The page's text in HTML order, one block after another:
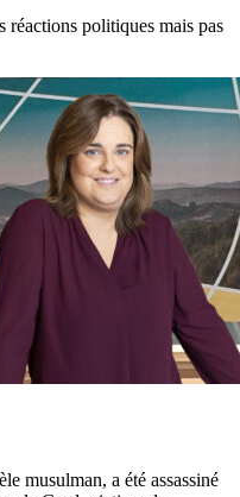
réactions politiques mais pas
musulman, a été assassiné